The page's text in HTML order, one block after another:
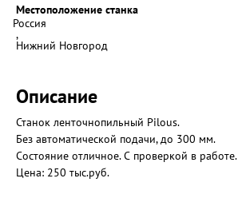
Местоположение станка
Россия
,
Нижний Новгород
Описание
Станок ленточнопильный Pilous.
Без автоматической подачи, до 300 мм.
Состояние отличное. С проверкой в работе.
Цена: 250 тыс.руб.